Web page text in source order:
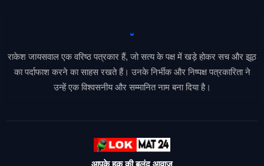
राकेश जायसवाल एक वरिष्ठ पत्रकार हैं, जो सत्य के पक्ष में खड़े होकर सच और झूठ
का पर्दाफाश करने का साहस रखते हैं। उनके निर्भीक और निष्पक्ष पत्रकारिता ने
उन्हें एक विश्वसनीय और सम्मानित नाम बना दिया है।